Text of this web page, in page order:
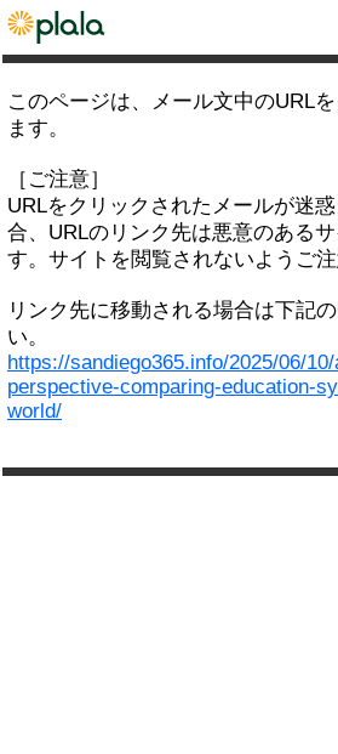
このページは、メール文中のURL
ます。
［ご注意］
URLをクリックされたメールが迷
合、URLのリンク先は悪意のある
す。サイトを閲覧されないようご注
リンク先に移動される場合は下記
い。
https://sandiego365.info/2025/06/
perspective-comparing-education-
world/